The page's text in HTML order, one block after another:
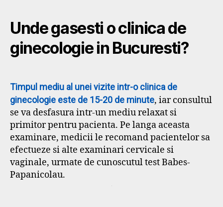
Unde gasesti o clinica de
ginecologie in Bucuresti?
Timpul mediu al unei vizite intr-o clinica de
ginecologie este de 15-20 de minute, iar consultul
se va desfasura intr-un mediu relaxat si
primitor pentru pacienta. Pe langa aceasta
examinare, medicii le recomand pacientelor sa
efectueze si alte examinari cervicale si
vaginale, urmate de cunoscutul test Babes-
Papanicolau.